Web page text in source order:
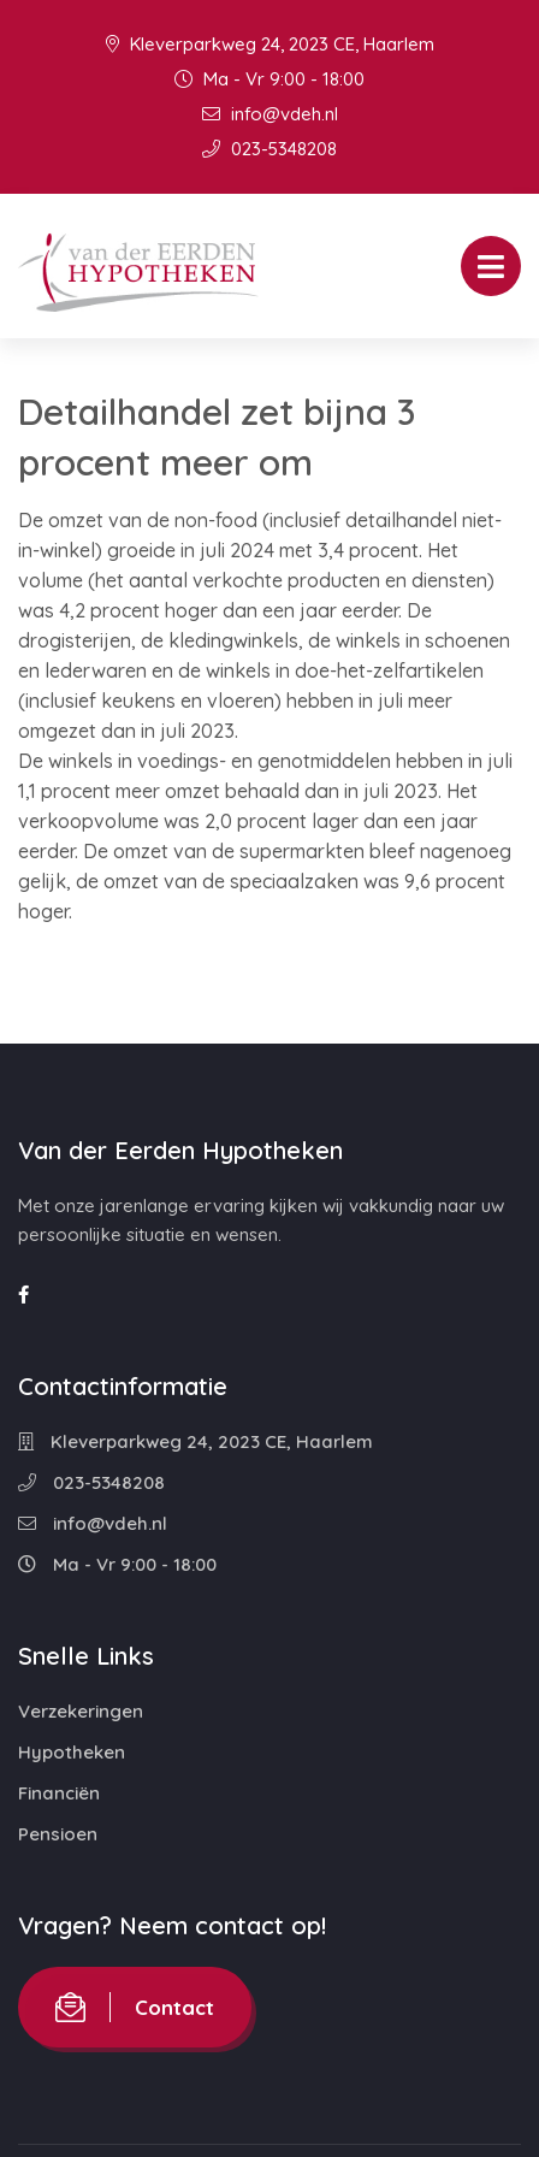
Kleverparkweg 24, 2023 CE, Haarlem
Ma - Vr 9:00 - 18:00
info@vdeh.nl
023-5348208
Detailhandel zet bijna 3
procent meer om
De omzet van de non-food (inclusief detailhandel niet-
in-winkel) groeide in juli 2024 met 3,4 procent. Het
volume (het aantal verkochte producten en diensten)
was 4,2 procent hoger dan een jaar eerder. De
drogisterijen, de kledingwinkels, de winkels in schoenen
en lederwaren en de winkels in doe-het-zelfartikelen
(inclusief keukens en vloeren) hebben in juli meer
omgezet dan in juli 2023.
De winkels in voedings- en genotmiddelen hebben in juli
1,1 procent meer omzet behaald dan in juli 2023. Het
verkoopvolume was 2,0 procent lager dan een jaar
eerder. De omzet van de supermarkten bleef nagenoeg
gelijk, de omzet van de speciaalzaken was 9,6 procent
hoger.
Van der Eerden Hypotheken
Met onze jarenlange ervaring kijken wij vakkundig naar uw
persoonlijke situatie en wensen.
Contactinformatie
Kleverparkweg 24, 2023 CE, Haarlem
023-5348208
info@vdeh.nl
Ma - Vr 9:00 - 18:00
Snelle Links
Verzekeringen
Hypotheken
Financiën
Pensioen
Vragen? Neem contact op!
Contact